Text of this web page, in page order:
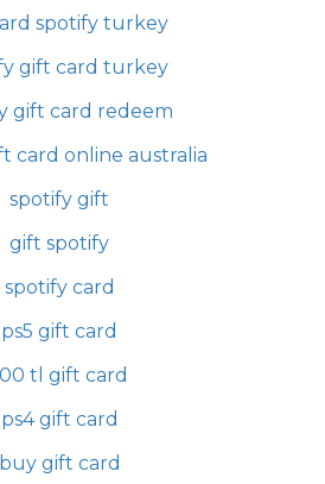
spotify turkey
gift card turkey
gift card redeem
card online australia
spotify gift
gift spotify
spotify card
ps5 gift card
tl gift card
ps4 gift card
buy gift card